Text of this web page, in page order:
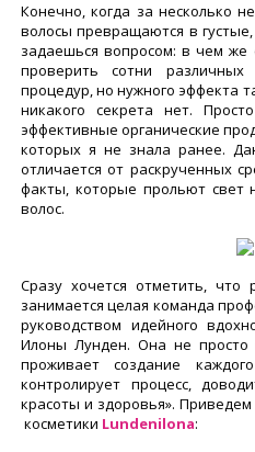
Конечно, когда за несколько
волосы превращаются в
задаешься вопросом: в чем же
проверить сотни различных
процедур, но нужного эффекта
никакого секрета нет.
эффективные органические
которых я не знала ранее.
отличается от раскрученных
факты, которые прольют свет
волос.
Сразу хочется отметить, что
занимается целая команда
руководством идейного
Илоны Лунден. Она не просто
проживает создание
контролирует процесс,
красоты и здоровья».
косметики Lundenilona: